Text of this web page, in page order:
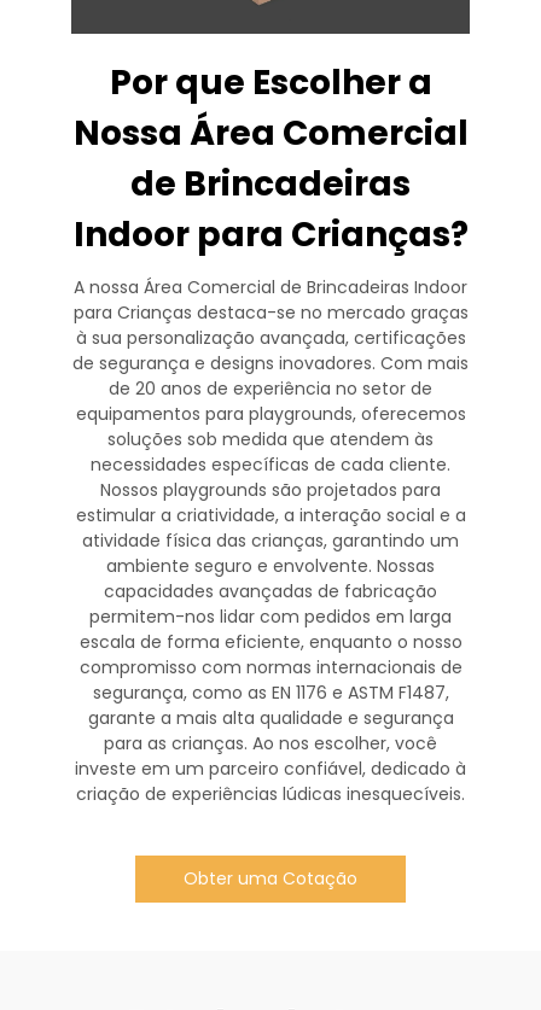
Por que Escolher a
Nossa Área Comercial
de Brincadeiras
Indoor para Crianças?
A nossa Área Comercial de Brincadeiras Indoor
para Crianças destaca-se no mercado graças
à sua personalização avançada, certificações
de segurança e designs inovadores. Com mais
de 20 anos de experiência no setor de
equipamentos para playgrounds, oferecemos
soluções sob medida que atendem às
necessidades específicas de cada cliente.
Nossos playgrounds são projetados para
estimular a criatividade, a interação social e a
atividade física das crianças, garantindo um
ambiente seguro e envolvente. Nossas
capacidades avançadas de fabricação
permitem-nos lidar com pedidos em larga
escala de forma eficiente, enquanto o nosso
compromisso com normas internacionais de
segurança, como as EN 1176 e ASTM F1487,
garante a mais alta qualidade e segurança
para as crianças. Ao nos escolher, você
investe em um parceiro confiável, dedicado à
criação de experiências lúdicas inesquecíveis.
Obter uma Cotação